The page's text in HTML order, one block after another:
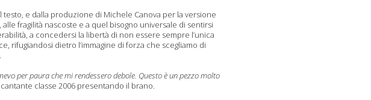
testo, e dalla produzione di Michele Canova per la versione
fragilità nascoste e a quel bisogno universale di sentirsi
a concedersi la libertà di non essere sempre l’unica
rifugiandosi dietro l’immagine di forza che scegliamo di
per paura che mi rendessero debole. Questo è un pezzo molto
classe 2006 presentando il brano.